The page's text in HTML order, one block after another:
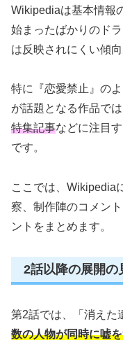
Wikipediaは基本情報
始まったばかりのド
は反映されにくい傾向
特に『恋愛禁止』の
が話題となる作品では
特集記事などに注目
です。
ここでは、Wikipedia
察、制作陣のコメン
ントをまとめます。
2話以降の展開の
第2話では、「消えた
数の人物が同時に嘘